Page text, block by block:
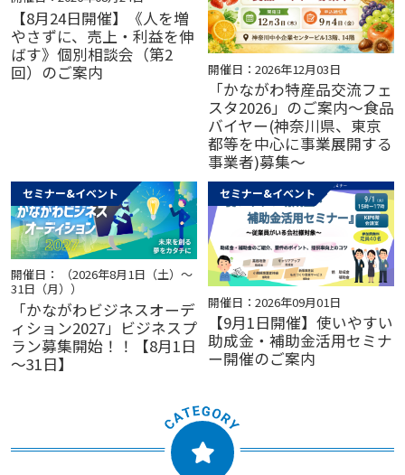
【8月24日開催】《人を増
やさずに、売上・利益を伸
ばす》個別相談会（第2
回）のご案内
開催日：2026年12月03日
「かながわ特産品交流フェ
スタ2026」のご案内～食品
バイヤー(神奈川県、東京
都等を中心に事業展開する
事業者)募集～
セミナー&イベント
開催日： （2026年8月1日（土）～
31日（月））
「かながわビジネスオーデ
ィション2027」ビジネスプ
ラン募集開始！！【8月1日
～31日】
セミナー&イベント
開催日：2026年09月01日
【9月1日開催】使いやすい
助成金・補助金活用セミナ
ー開催のご案内